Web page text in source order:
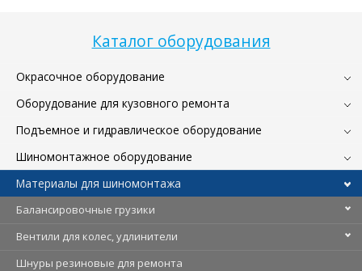
Каталог оборудования
Окрасочное оборудование
Оборудование для кузовного ремонта
Подъемное и гидравлическое оборудование
Шиномонтажное оборудование
Материалы для шиномонтажа
Балансировочные грузики
Вентили для колес, удлинители
Шнуры резиновые для ремонта